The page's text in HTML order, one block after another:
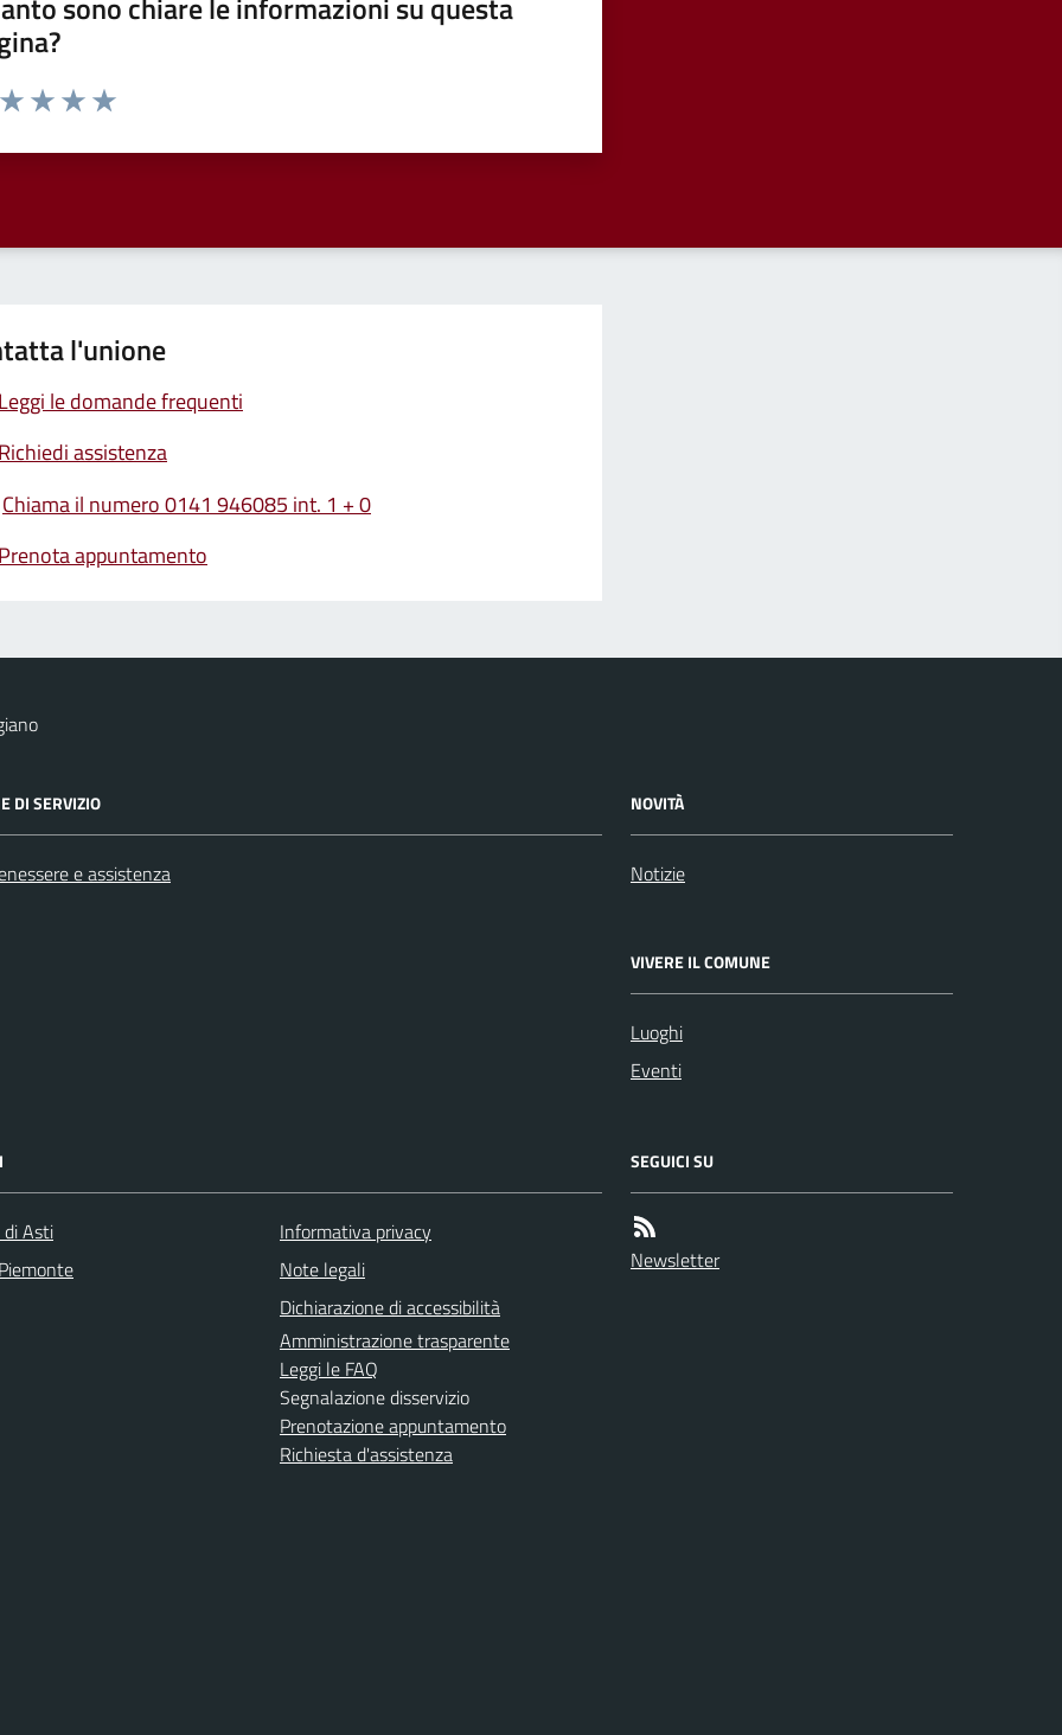
sono chiare le informazioni su questa
da 1 a 5 stelle la pagina
l'unione
le domande frequenti
assistenza
Chiama il numero 0141 946085 int. 1 + 0
appuntamento
DI SERVIZIO
e assistenza
NOVITÀ
Notizie
VIVERE IL COMUNE
Luoghi
Eventi
Asti
Informativa privacy
Note legali
Dichiarazione di accessibilità
Amministrazione trasparente
Leggi le FAQ
Segnalazione disservizio
Prenotazione appuntamento
Richiesta d'assistenza
SEGUICI SU
Newsletter